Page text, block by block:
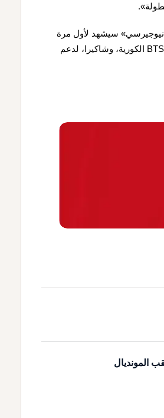
على ملعب «نيويورك نيوجيرسي» سيشهد لأول مرة
عرضًا استثنائيًا بين الشوطين، ويشرف عليه كريس مارتن، وتؤديه مادونا، وفرقة BTS الكورية، وشاكيرا، لدعم
المونديال